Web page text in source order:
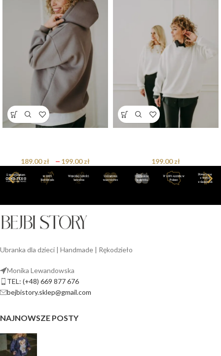
189.00zł – 199.00zł 199.00zł
Ubranka dla dzieci | Handmade | Rękodzieło
Monika Lewandowska
TEL: (+48) 669 877 676
bejbistory.sklep@gmail.com
NAJNOWSZE POSTY